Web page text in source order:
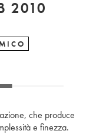
GRAND CRU CLASSÉ B 2010
che produce
e finezza.